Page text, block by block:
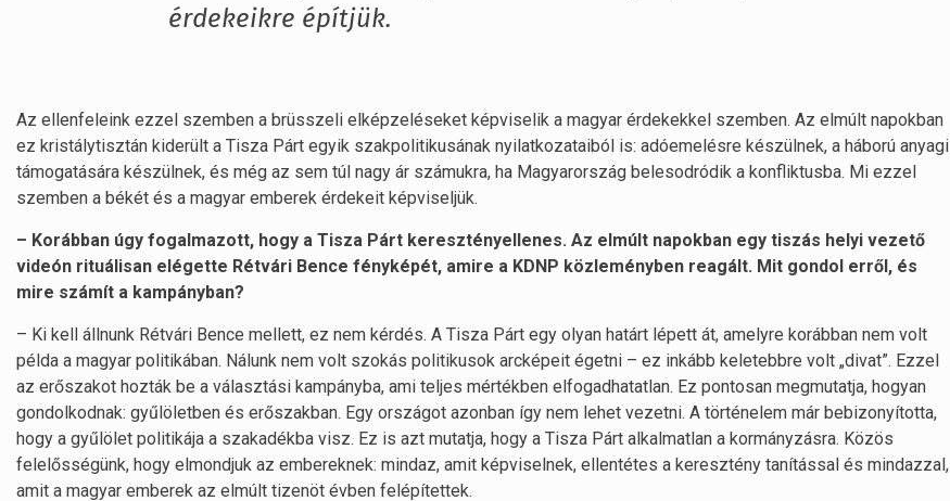
érdekeikre építjük.
Az ellenfeleink ezzel szemben a brüsszeli elképzeléseket képviselik a magyar érdekekkel szemben. Az elmúlt napokban
ez kristálytisztán kiderült a Tisza Párt egyik szakpolitikusának nyilatkozataiból is: adóemelésre készülnek, a háború anyagi
támogatására készülnek, és még az sem túl nagy ár számukra, ha Magyarország belesodródik a konfliktusba. Mi ezzel
szemben a békét és a magyar emberek érdekeit képviseljük.
– Korábban úgy fogalmazott, hogy a Tisza Párt keresztényellenes. Az elmúlt napokban egy tiszás helyi vezető
videón rituálisan elégette Rétvári Bence fényképét, amire a KDNP közleményben reagált. Mit gondol erről, és
mire számít a kampányban?
– Ki kell állnunk Rétvári Bence mellett, ez nem kérdés. A Tisza Párt egy olyan határt lépett át, amelyre korábban nem volt
példa a magyar politikában. Nálunk nem volt szokás politikusok arcképeit égetni – ez inkább keletebbre volt „divat”. Ezzel
az erőszakot hozták be a választási kampányba, ami teljes mértékben elfogadhatatlan. Ez pontosan megmutatja, hogyan
gondolkodnak: gyűlöletben és erőszakban. Egy országot azonban így nem lehet vezetni. A történelem már bebizonyította,
hogy a gyűlölet politikája a szakadékba visz. Ez is azt mutatja, hogy a Tisza Párt alkalmatlan a kormányzásra. Közös
felelősségünk, hogy elmondjuk az embereknek: mindaz, amit képviselnek, ellentétes a keresztény tanítással és mindazzal,
amit a magyar emberek az elmúlt tizenöt évben felépítettek.